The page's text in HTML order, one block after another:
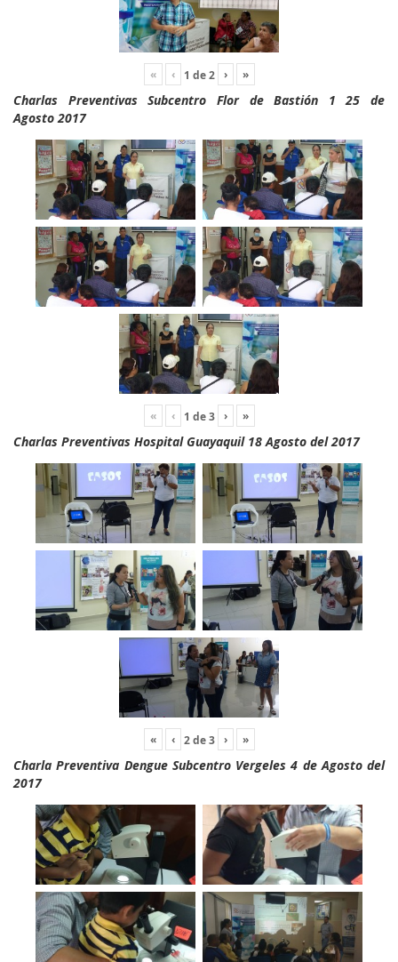
« ‹ 1 de2 › »
Charlas Preventivas Subcentro Flor de Bastión 1 25 de
Agosto 2017
« ‹ 1 de3 › »
Charlas Preventivas Hospital Guayaquil 18 Agosto del 2017
« ‹ 2de3 › »
Charla Preventiva Dengue Subcentro Vergeles 4 de Agosto del
2017